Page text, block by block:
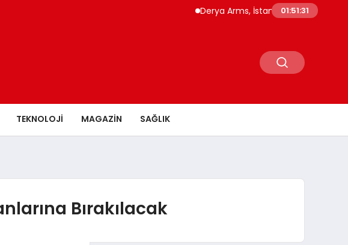
Derya Arms, İstanbul Prohunt 2026’da
01:51:32
TEKNOLOJİ MAGAZİN SAĞLIK
Bırakılacak